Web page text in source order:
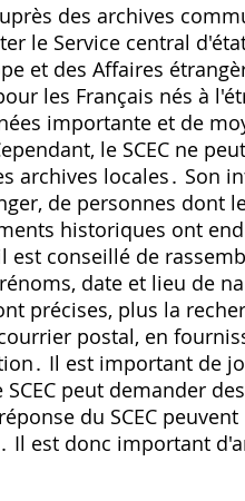
des archives
le Service central
et des Affaires
les Français nés à
importante et de
le SCEC ne
archives locales․ Son
de personnes dont
historiques ont
il est conseillé de
date et lieu de
précises, plus la
postal, en
Il est important de
SCEC peut demander
du SCEC
Il est donc important